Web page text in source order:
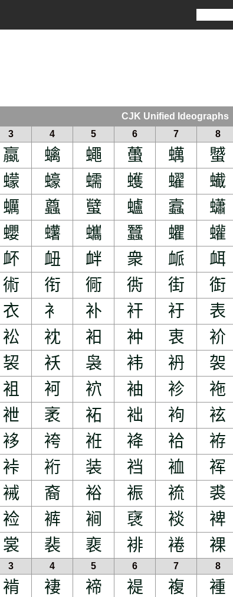
CJK Unified Ideographs
3 4 5 6 7 8
蠃 蠄 蠅 蠆 蠇 蠈
蠓 蠔 蠕 蠖 蠗 蠘
蠣 蠤 蠥 蠦 蠧 蠨
蠳 蠴 蠵 蠶 蠷 蠸
衃 衄 衅 衆 衇 衈
術 衔 衕 衖 街 衘
衣 衤 补 衦 衧 表
衳 衴 衵 衶 衷 衸
袃 袄 袅 袆 袇 袈
袓 袔 袕 袖 袗 袘
袣 袤 袥 袦 袧 袨
袳 袴 袵 袶 袷 袸
裃 裄 装 裆 裇 裈
裓 裔 裕 裖 裗 裘
裣 裤 裥 裦 裧 裨
裳 裴 裵 裶 裷 裸
3 4 5 6 7 8
褃 褄 褅 褆 複 褈